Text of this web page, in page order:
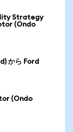
Strategy
(Ondo
から Ford
(Ondo